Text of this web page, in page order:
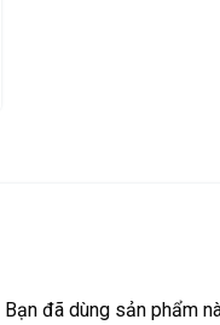
Bạn đã dùng sản phẩm